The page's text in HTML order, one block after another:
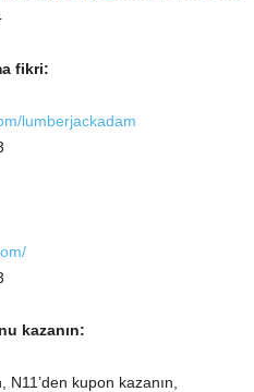
fikri:
lumberjackadam
kazanın:
N11’den kupon kazanın,